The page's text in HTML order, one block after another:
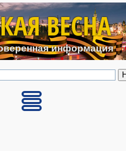
Перейти к основному
ВЕСНА
информация